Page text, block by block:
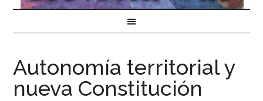
Autonomía territorial y
nueva Constitución